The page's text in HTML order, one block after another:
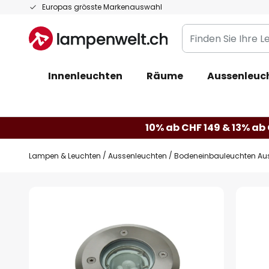
Europas grösste Markenauswahl
Zum
springen
Finden
Sie
Leuchte...
Innenleuchten Räume
10% ab CHF 149 & 13%
Lampen & Leuchten Aussenleuchten Bodeneinbauleuchten